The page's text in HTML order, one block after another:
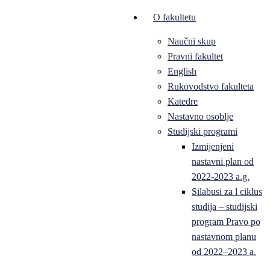
O fakultetu
Naučni skup
Pravni fakultet
English
Rukovodstvo fakulteta
Katedre
Nastavno osoblje
Studijski programi
Izmijenjeni
nastavni plan od
2022-2023 a.g.
Silabusi za l ciklus
studija – studijski
program Pravo po
nastavnom planu
od 2022–2023 a.